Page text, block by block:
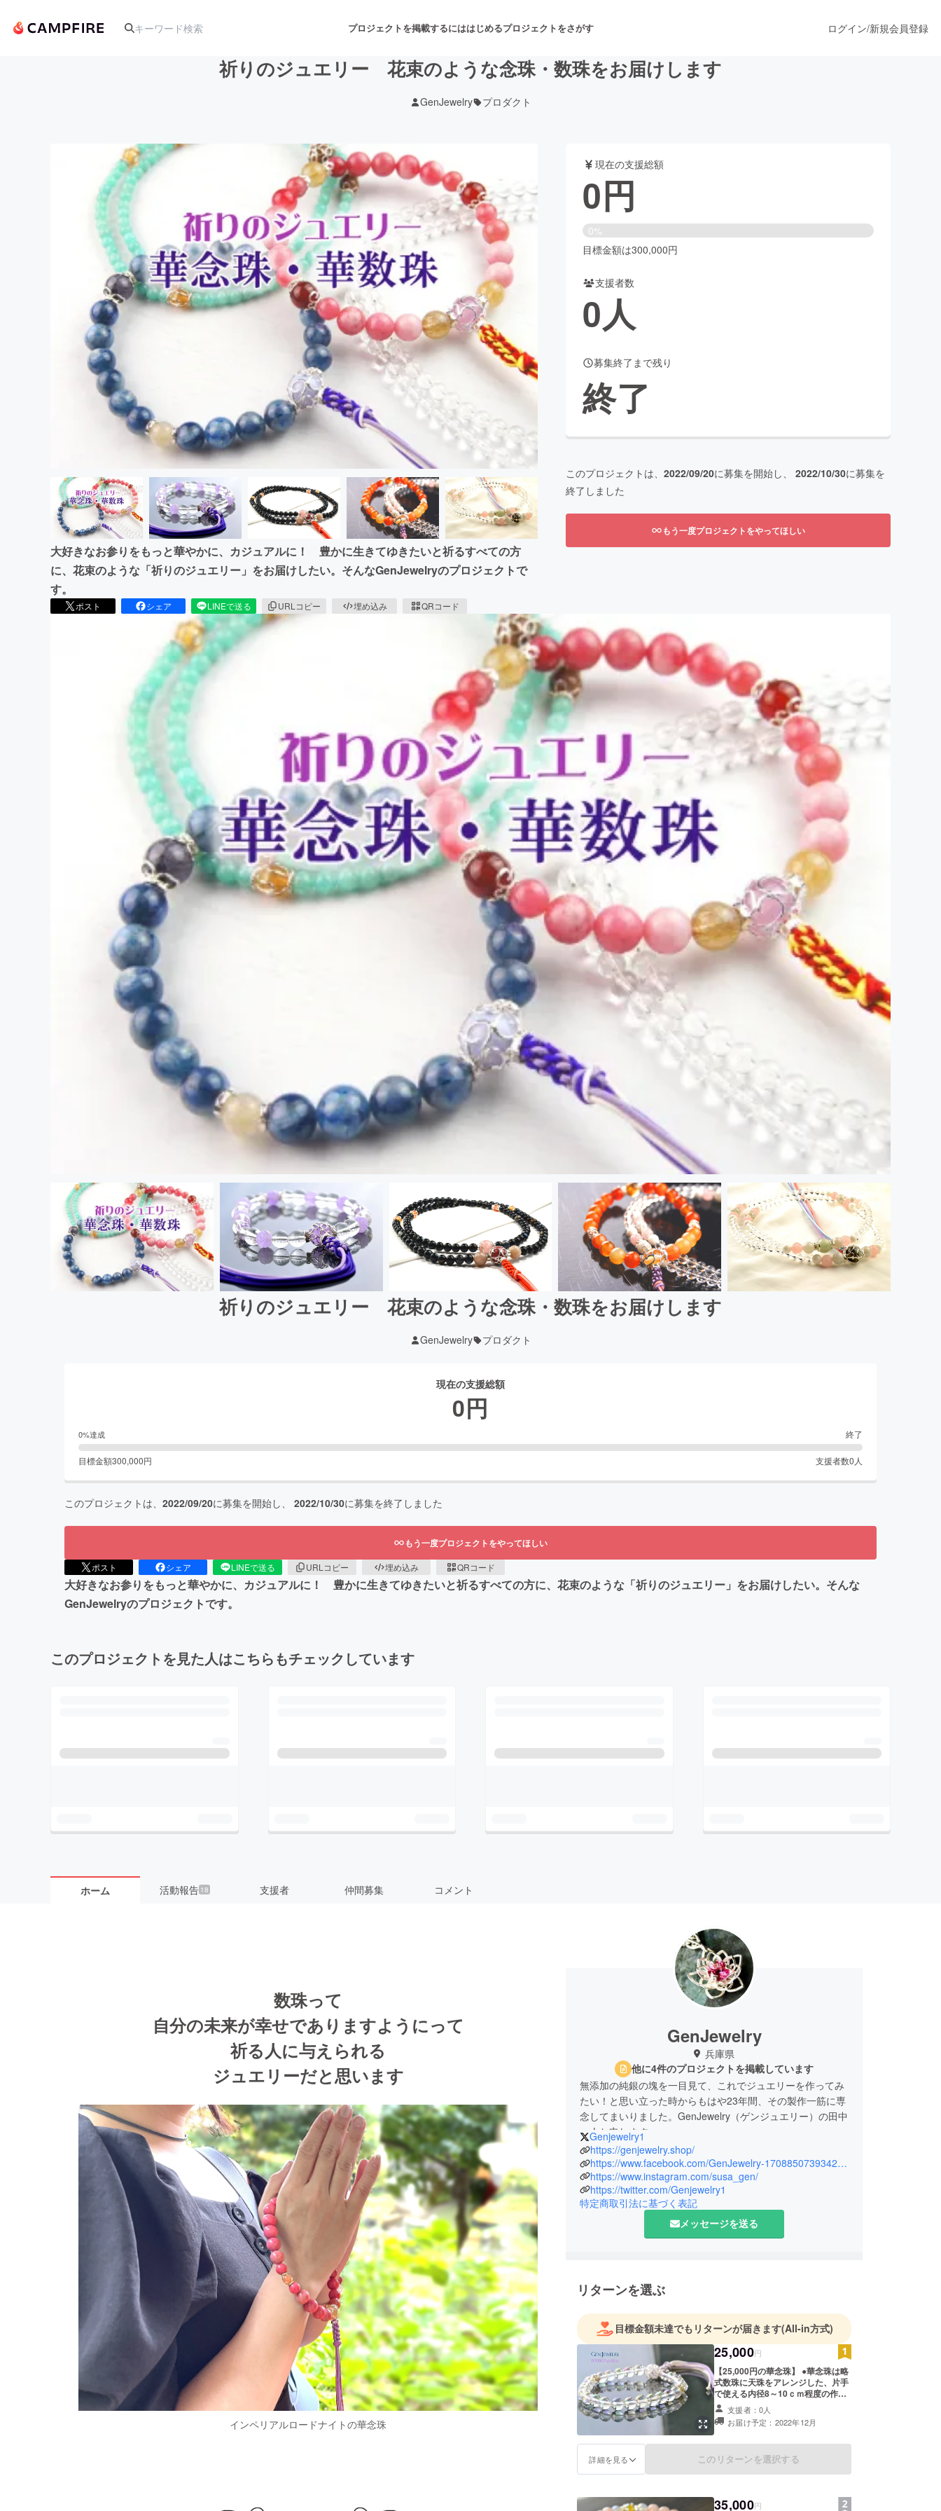
プロジェクトを掲載するにははじめるプロジェクトをさがす
アート・写真 音楽 舞台・パフォーマンス
テクノロジー・ガジェット ゲーム・サービス開発 フード・飲食店
映像・映画 書籍・雑誌出版
ビジネス・起業 チャレンジ ビューティー・ヘルスケア
CAMPFIRE for Social Good
CAMPFIRE Creation
CAMPFIREふるさと納税
ログイン/新規会員登録
祈りのジュエリー 花束のような念珠・数珠をお届けします
GenJewelry プロダクト
大好きなお参りをもっと華やかに、カジュアルに！ 豊かに生きてゆきたいと祈るすべての方
に、花束のような「祈りのジュエリー」をお届けしたい。そんなGenJewelryのプロジェクトで
す。
ポスト シェア LINEで送る URLコピー 埋め込み QRコード
現在の支援総額
0円
0%
目標金額は300,000円
支援者数
0人
募集終了まで残り
終了
このプロジェクトは、 2022/09/20に募集を開始し、 2022/10/30に募集を
終了しました
もう一度プロジェクトをやってほしい
祈りのジュエリー 花束のような念珠・数珠をお届けします
GenJewelry プロダクト
現在の支援総額
0円
0%達成 終了
目標金額300,000円 支援者数0 人
このプロジェクトは、 2022/09/20に募集を開始し、 2022/10/30に募集を終了しました
もう一度プロジェクトをやってほしい
ポスト シェア LINEで送る URLコピー 埋め込み QRコード
大好きなお参りをもっと華やかに、カジュアルに！ 豊かに生きてゆきたいと祈るすべての方に、花束のような「祈りのジュエリー」をお届けしたい。そんな
GenJewelryのプロジェクトです。
このプロジェクトを見た人はこちらもチェックしています
ホーム 活動報告 18 支援者 仲間募集 コメント
数珠って
自分の未来が幸せでありますようにって
祈る人に与えられる
ジュエリーだと思います
インペリアルロードナイトの華念珠
GenJewelry
兵庫県
他に4件のプロジェクトを掲載しています
無添加の純銀の塊を一目見て、これでジュエリーを作ってみ
たい！と思い立った時からもはや23年間、その製作一筋に専
念してまいりました。GenJewelry（ゲンジュエリー）の田中
一人と申します。
無添加純銀でジュエリーを作り続けてきて判ることは、その
素晴らしさと、継続することの難しさですが、たくさんの
ユーザーから高いご評価を頂き続けているこのジュエリーの
クラフトを将来に継承させたいと思ったことが、プロジェク
トを立ち上げるきっかけとなりました。
精いっぱい頑張ってまいりますので、どうぞよろしくお願い
Genjewelry1
https://genjewelry.shop/
https://www.facebook.com/GenJewelry-1708850739342913
https://www.instagram.com/susa_gen/
https://twitter.com/Genjewelry1
特定商取引法に基づく表記
メッセージを送る
リターンを選ぶ
目標金額未達でもリターンが届きます(All-in方式)
25,000円
【25,000円の華念珠】 ●華念珠は略
式数珠に天珠をアレンジした、片手
で使える内径8～10ｃｍ程度の作品
です。 この価格帯では単色でシンプ
ルな9～10ｍｍ珠を使った華念珠を
製作しますが、多数色のアレンジも
終了後メールでのやり取りで、ご希
望の主珠、親珠、天珠、二天珠のご
選択させていただき、中間報告を交
えながら製作を進めてまいります。
支援者：0人
お届け予定：2022年12月
詳細を見る このリターンを選択する
35,000円